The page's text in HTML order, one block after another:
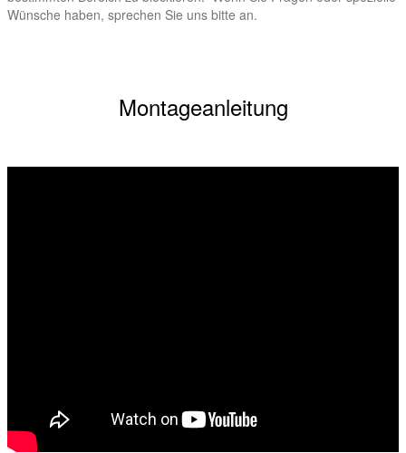
Wünsche haben, sprechen Sie uns bitte an.
Montageanleitung